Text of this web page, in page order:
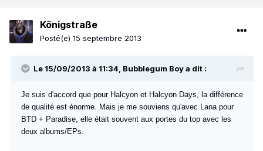
Königstraße
Posté(e) 15 septembre 2013
Le 15/09/2013 à 11:34, Bubblegum Boy a dit :
Je suis d'accord que pour Halcyon et Halcyon Days, la différence
de qualité est énorme. Mais je me souviens qu'avec Lana pour
BTD + Paradise, elle était souvent aux portes du top avec les
deux albums/EPs.